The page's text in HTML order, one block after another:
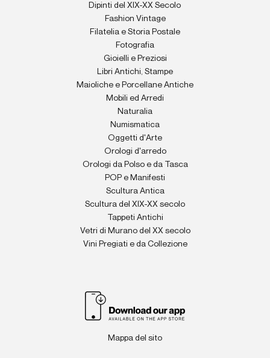
Dipinti del XIX-XX Secolo
Fashion Vintage
Filatelia e Storia Postale
Fotografia
Gioielli e Preziosi
Libri Antichi, Stampe
Maioliche e Porcellane Antiche
Mobili ed Arredi
Naturalia
Numismatica
Oggetti d'Arte
Orologi d'arredo
Orologi da Polso e da Tasca
POP e Manifesti
Scultura Antica
Scultura del XIX-XX secolo
Tappeti Antichi
Vetri di Murano del XX secolo
Vini Pregiati e da Collezione
Mappa del sito